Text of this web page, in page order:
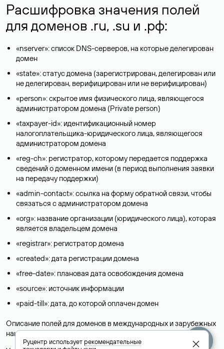
Расшифровка значения полей
для доменов .ru, .su и .рф:
«nserver»: список DNS-серверов, на которые делегирован
домен
«state»: статус домена (зарегистрирован, делегирован или
не делегирован, верифицирован или не верифицирован)
«person»: скрытое имя физического лица, являющегося
администратором домена (Privatе person)
«taxpayer-id»: идентификационный номер
налогоплательщика-юридического лица, являющегося
администратором домена
«reg-ch»: регистратор, которому передается поддержка
сведений о доменном имени (в период выполнения заявки
на передачу поддержки)
«admin-contact»: ссылка на форму обратной связи, чтобы
связаться с администратором домена
«org»: название организации (юридического лица), которая
является владельцем домена
«registrar»: регистратор домена
«created»: дата регистрации домена
«free-date»: плановая дата освобождения домена
«source»: источник информации
«paid-till»: дата, до которой оплачен домен
Описание полей для доменов в международных и зарубежных
национальных доменах представлены в разделе «Помощь».
Руцентр используетрекомендательные